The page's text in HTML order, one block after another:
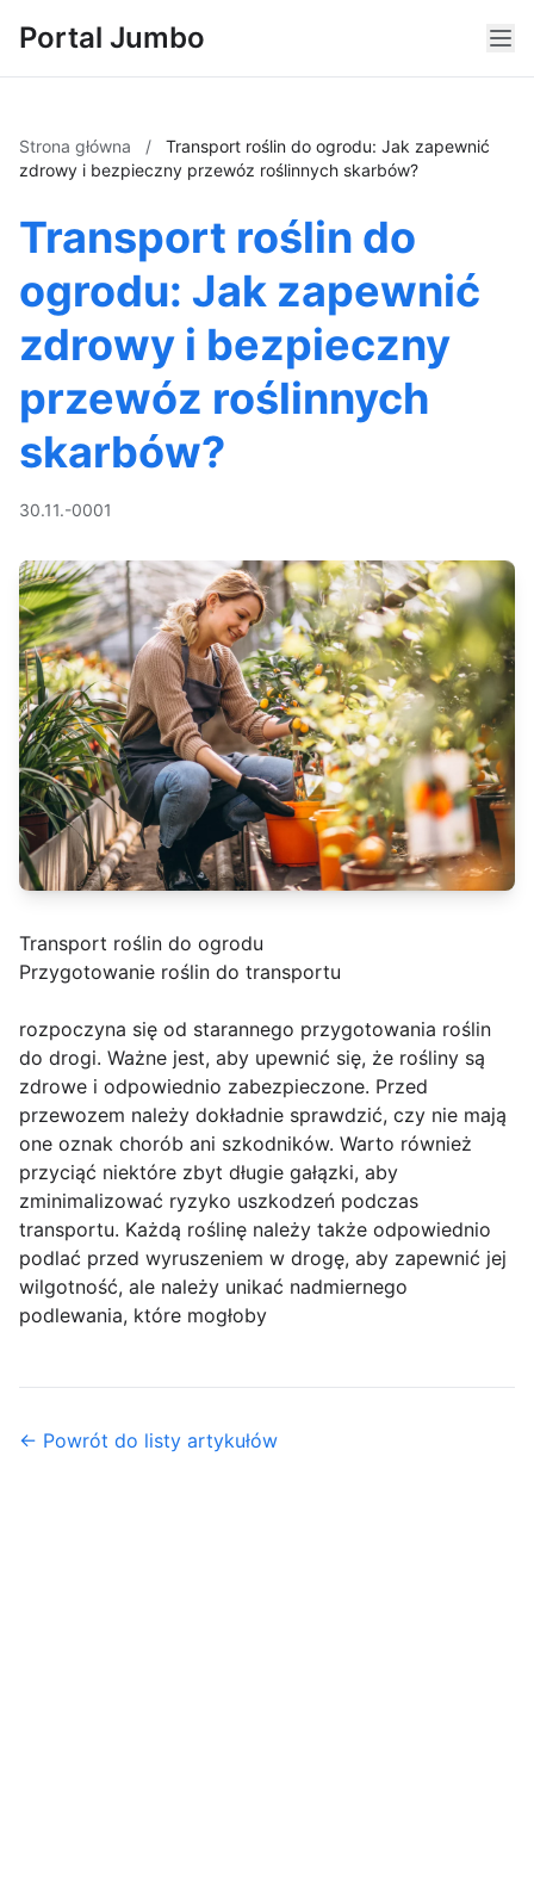
Portal Jumbo
Strona główna /
Transport roślin do ogrodu: Jak zapewnić
zdrowy i bezpieczny przewóz roślinnych skarbów?
Transport roślin do
ogrodu: Jak zapewnić
zdrowy i bezpieczny
przewóz roślinnych
skarbów?
30.11.-0001
Transport roślin do ogrodu
Przygotowanie roślin do transportu
rozpoczyna się od starannego przygotowania roślin
do drogi. Ważne jest, aby upewnić się, że rośliny są
zdrowe i odpowiednio zabezpieczone. Przed
przewozem należy dokładnie sprawdzić, czy nie mają
one oznak chorób ani szkodników. Warto również
przyciąć niektóre zbyt długie gałązki, aby
zminimalizować ryzyko uszkodzeń podczas
transportu. Każdą roślinę należy także odpowiednio
podlać przed wyruszeniem w drogę, aby zapewnić jej
wilgotność, ale należy unikać nadmiernego
podlewania, które mogłoby
← Powrót do listy artykułów